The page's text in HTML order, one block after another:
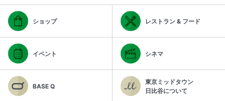
ショップ レストラン & フード
イベント シネマ
BASE Q
東京ミッドタウン
日比谷について